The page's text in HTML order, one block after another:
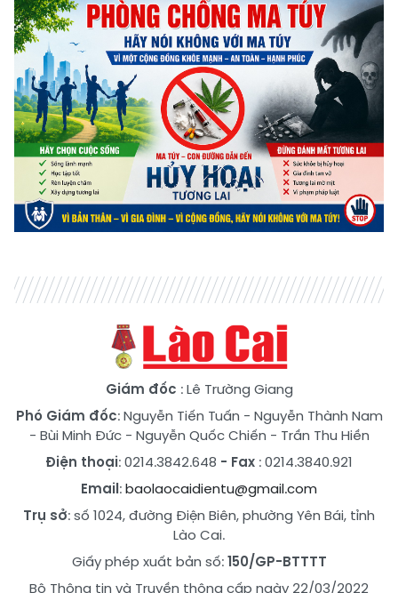
Giám đốc : Lê Trường Giang
Phó Giám đốc:Nguyễn Tiến Tuấn - Nguyễn Thành Nam
- Bùi Minh Đức- Nguyễn Quốc Chiến - Trần Thu Hiền
Điện thoại: 0214.3842.648 - Fax : 0214.3840.921
Email:baolaocaidientu@gmail.com
Trụ sở: số 1024, đường Điện Biên, phường Yên Bái, tỉnh
Lào Cai.
Giấy phép xuất bản số:150/GP-BTTTT
Bộ Thông tin và Truyền thông cấp ngày 22/03/2022